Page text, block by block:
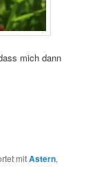
mich dann
mitAstern,